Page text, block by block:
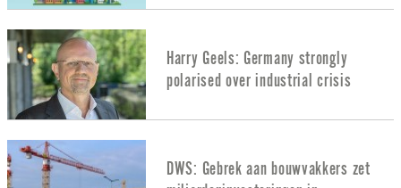
Harry Geels: Germany strongly
polarised over industrial crisis
DWS: Gebrek aan bouwvakkers zet